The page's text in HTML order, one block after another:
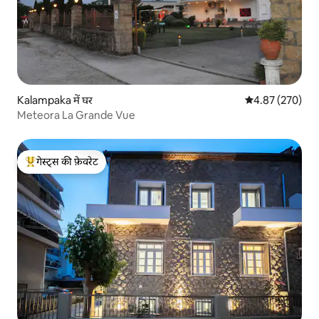
Kalampaka में घर औसत रेटिंग 5 में से
4.87 (270)
Meteora La Grande Vue
गेस्ट्स का टॉप फ़ेवरेट
गेस्ट्स की फ़ेवरेट